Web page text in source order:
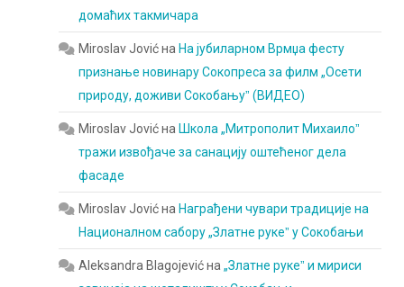
домаћих такмичара
Miroslav JovićнаНа јубиларном Врмџа фесту
признање новинару Сокопреса за филм „Осети
природу, доживи Сокобањуˮ (ВИДЕО)
Miroslav JovićнаШкола „Митрополит Михаилоˮ
тражи извођаче за санацију оштећеног дела
фасаде
Miroslav JovićнаНаграђени чувари традиције на
Националном сабору „Златне рукеˮ у Сокобањи
Aleksandra Blagojevićна„Златне рукеˮ и мириси